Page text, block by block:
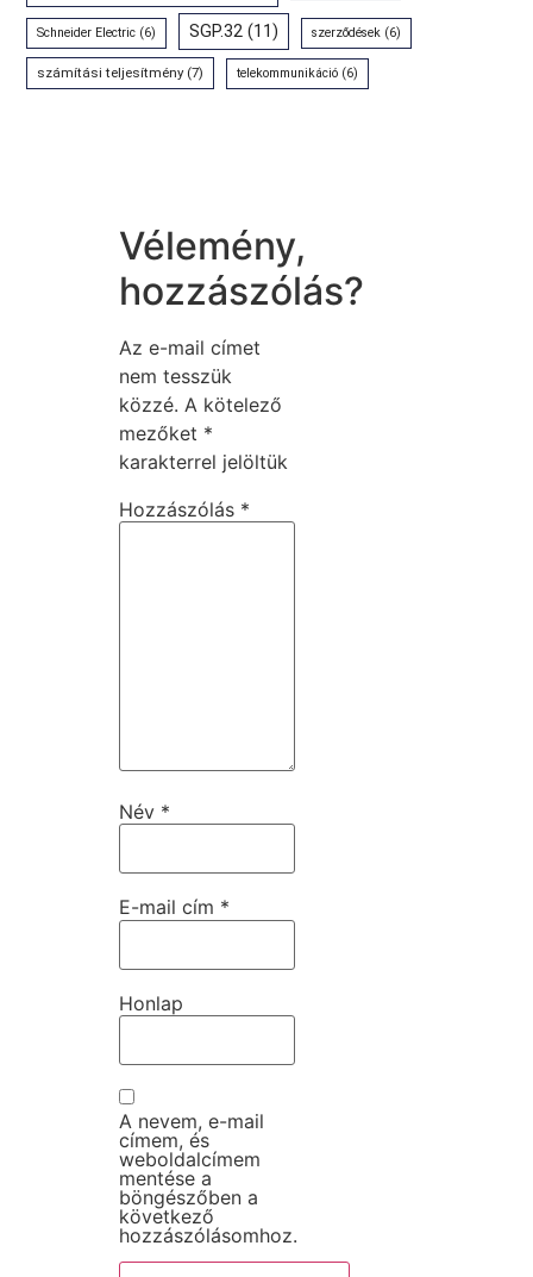
Schneider Electric (6) SGP.32 (11) szerződések (6)
számítási teljesítmény(7) telekommunikáció (6)
Vélemény,
hozzászólás?
Az e-mail címet
nem tesszük
közzé. A kötelező
mezőket *
karakterrel jelöltük
Hozzászólás *
Név *
E-mail cím *
Honlap
A nevem, e-mail
címem, és
weboldalcímem
mentése a
böngészőben a
következő
hozzászólásomhoz.